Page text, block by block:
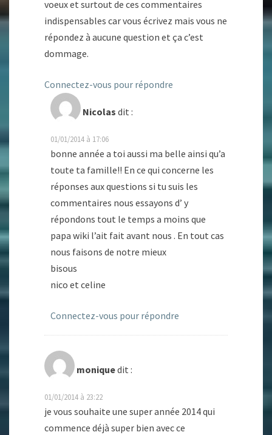
voeux et surtout de ces commentaires
indispensables car vous écrivez mais vous ne
répondez à aucune question et ça c’est
dommage.
Connectez-vous pour répondre
Nicolas dit :
01/01/2014 à 17:06
bonne année a toi aussi ma belle ainsi qu’a
toute ta famille!! En ce qui concerne les
réponses aux questions si tu suis les
commentaires nous essayons d’ y
répondons tout le temps a moins que
papa wiki l’ait fait avant nous . En tout cas
nous faisons de notre mieux
bisous
nico et celine
Connectez-vous pour répondre
moniquedit :
01/01/2014 à 23:22
je vous souhaite une super année 2014 qui
commence déjà super bien avec ce